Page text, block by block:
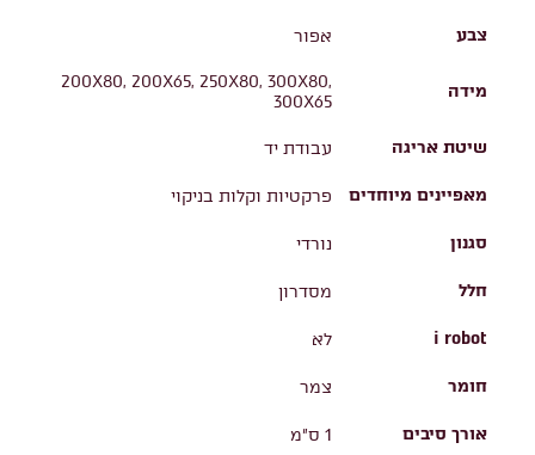
צבע אפור
מידה
200X80, 200X65, 250X80, 300X80,
300X65
שיטת אריגה עבודת יד
מאפיינים מיוחדים פרקטיות וקלות בניקוי
סגנון נורדי
חלל מסדרון
i robot לא
חומר צמר
אורך סיבים 1 ס"מ